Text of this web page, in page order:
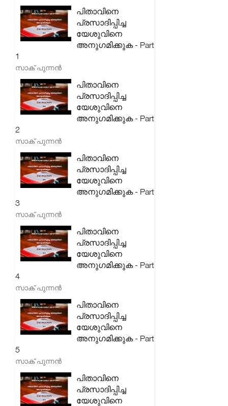
പിതാവിനെ
പ്രസാദിപ്പിച്ച
യേശുവിനെ
അനുഗമിക്കുക - Part
1
സാക് പുന്നൻ
പിതാവിനെ
പ്രസാദിപ്പിച്ച
യേശുവിനെ
അനുഗമിക്കുക - Part
2
സാക് പുന്നൻ
പിതാവിനെ
പ്രസാദിപ്പിച്ച
യേശുവിനെ
അനുഗമിക്കുക - Part
3
സാക് പുന്നൻ
പിതാവിനെ
പ്രസാദിപ്പിച്ച
യേശുവിനെ
അനുഗമിക്കുക - Part
4
സാക് പുന്നൻ
പിതാവിനെ
പ്രസാദിപ്പിച്ച
യേശുവിനെ
അനുഗമിക്കുക - Part
5
സാക് പുന്നൻ
പിതാവിനെ
പ്രസാദിപ്പിച്ച
യേശുവിനെ